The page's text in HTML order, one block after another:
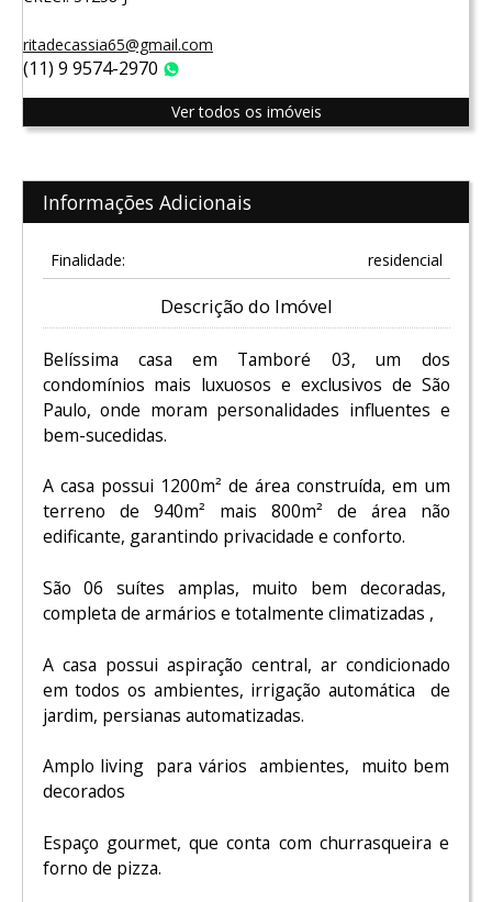
ritadecassia65@gmail.com
(11) 9 9574-2970
Ver todos os imóveis
Informações Adicionais
Finalidade: residencial
Descrição do Imóvel
Belíssima casa em Tamboré 03, um dos
condomínios mais luxuosos e exclusivos de São
Paulo, onde moram personalidades influentes e
bem-sucedidas.
A casa possui 1200m² de área construída, em um
terreno de 940m² mais 800m² de área não
edificante, garantindo privacidade e conforto.
São 06 suítes amplas, muito bem decoradas,
completa de armários e totalmente climatizadas ,
A casa possui aspiração central, ar condicionado
em todos os ambientes, irrigação automática de
jardim, persianas automatizadas.
Amplo living para vários ambientes, muito bem
decorados
Espaço gourmet, que conta com churrasqueira e
forno de pizza.